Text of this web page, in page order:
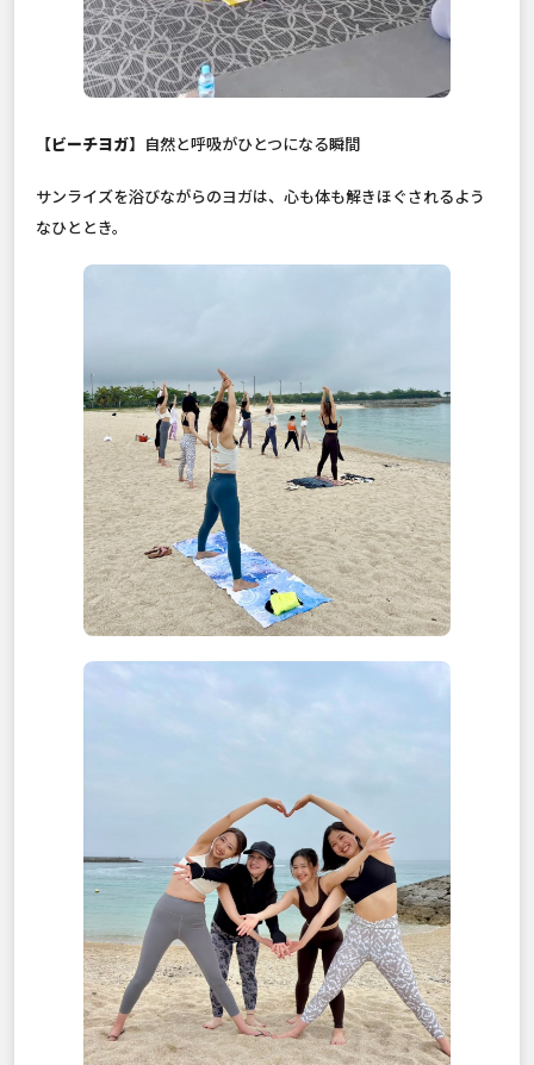
【ビーチヨガ】 自然と呼吸がひとつになる瞬間
サンライズを浴びながらのヨガは、心も体も解きほぐされるよう
なひととき。